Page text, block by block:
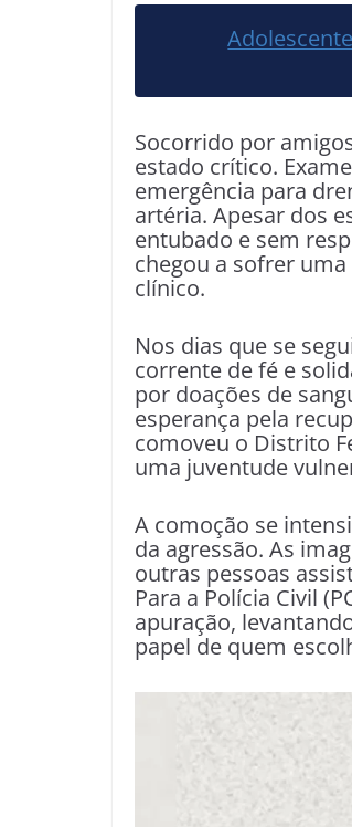
Socorrido por
estado crítico.
emergência para
artéria. Apesar dos
entubado e sem
chegou a sofrer
clínico.
Nos dias que se
corrente de fé e
por doações de
esperança pela
comoveu o Distrito
uma juventude
A comoção se
da agressão. As
outras pessoas
Para a Polícia Civil
apuração,
papel de quem